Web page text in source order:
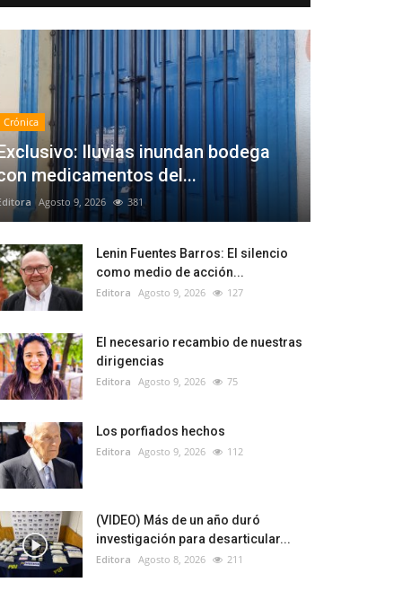
Crónica
lluvias inundan bodega
medicamentos del...
Agosto 9, 2026 381
Lenin Fuentes Barros: El silencio
como medio de acción...
Editora Agosto 9, 2026 127
El necesario recambio de nuestras
dirigencias
Editora Agosto 9, 2026 75
Los porfiados hechos
Editora Agosto 9, 2026 112
(VIDEO) Más de un año duró
investigación para desarticular...
Editora Agosto 8, 2026 211